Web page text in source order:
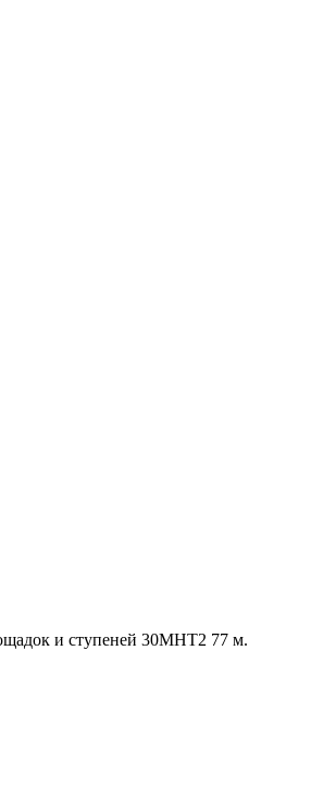
и ступеней 30МНТ2 77 м.